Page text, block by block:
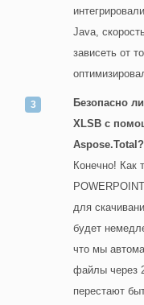
Java,
зависеть от
Безопасно
XLSB с
Aspose.Total?
Конечно! Как
для
будет
что мы
файлы через
перестают